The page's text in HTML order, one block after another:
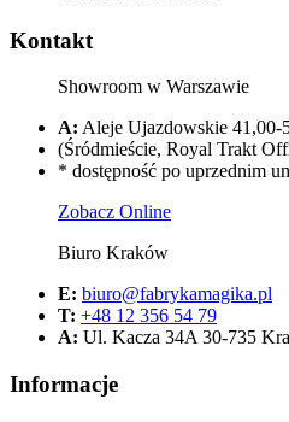
Kontakt
Showroom w Warszawie
A: Aleje Ujazdowskie 41,00-
(Śródmieście, Royal Trakt
* dostępność po uprzednim
Zobacz Online
Biuro Kraków
E: biuro@fabrykamagika.pl
T: +48 12 356 54 79
A: Ul. Kacza 34A 30-735
Informacje